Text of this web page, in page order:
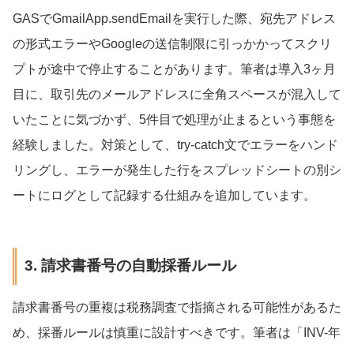
GASでGmailApp.sendEmailを実行した際、宛先アドレス
の形式エラーやGoogleの送信制限に引っかかってスクリ
プトが途中で停止することがあります。筆者は導入3ヶ月
目に、取引先のメールアドレスに全角スペースが混入して
いたことに気づかず、5件目で処理が止まるという事態を
経験しました。対策として、try-catch文でエラーをハンド
リングし、エラーが発生した行をスプレッドシートの別シ
ートにログとして記録する仕組みを追加しています。
3. 請求書番号の自動採番ルール
請求書番号の重複は税務調査で指摘される可能性があるた
め、採番ルールは慎重に設計すべきです。筆者は「INV-年